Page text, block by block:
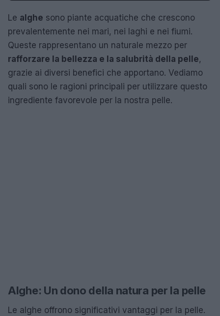
Le alghe sono piante acquatiche che crescono
prevalentemente nei mari, nei laghi e nei fiumi.
Queste rappresentano un naturale mezzo per
rafforzare la bellezza e la salubrità della pelle,
grazie ai diversi benefici che apportano. Vediamo
quali sono le ragioni principali per utilizzare questo
ingrediente favorevole per la nostra pelle.
Alghe: Un dono della natura per la pelle
Le alghe offrono significativi vantaggi per la pelle.